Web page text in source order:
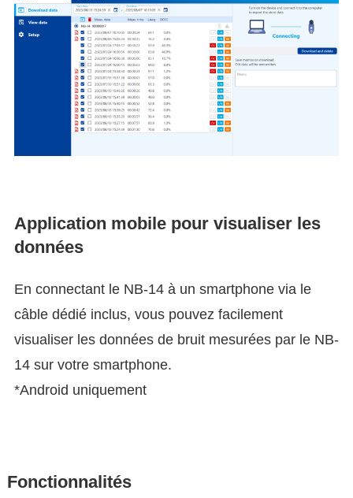
Application mobile pour visualiser les
données
En connectant le NB-14 à un smartphone via le
câble dédié inclus, vous pouvez facilement
visualiser les données de bruit mesurées par le NB-
14 sur votre smartphone.
*Android uniquement
Fonctionnalités